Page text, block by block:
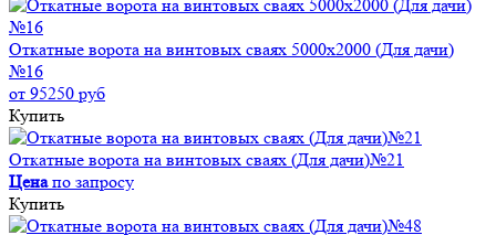
Откатные ворота на винтовых сваях 5000x2000 (Для дачи)
№16
от 95250 руб
Купить
Откатные ворота на винтовых сваях (Для дачи)№21
Ценапо запросу
Купить